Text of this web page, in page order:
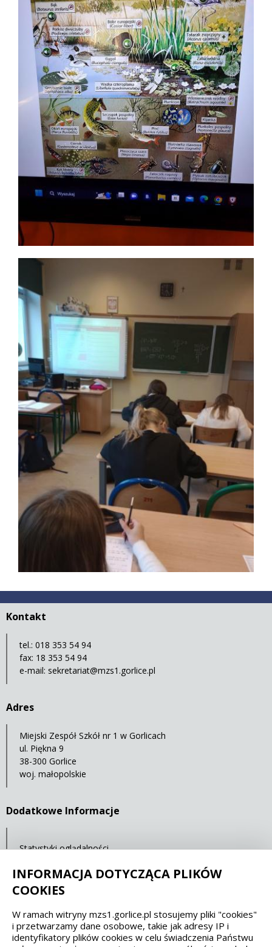
Kontakt
tel.: 018 353 54 94
fax: 18 353 54 94
e-mail: sekretariat@mzs1.gorlice.pl
Adres
Miejski Zespół Szkół nr 1 w Gorlicach
ul. Piękna 9
38-300 Gorlice
woj. małopolskie
Dodatkowe Informacje
Statystyki oglądalności
Spełniamy standardy dostępności oraz W3C
WCAG 2.1 SECTION 508 EAA/EN 301549
INFORMACJA DOTYCZĄCA PLIKÓW
COOKIES
W ramach witryny mzs1.gorlice.pl stosujemy pliki "cookies"
i przetwarzamy dane osobowe, takie jak adresy IP i
identyfikatory plików cookies w celu świadczenia Państwu